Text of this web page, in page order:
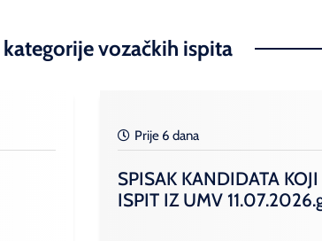
kategorije vozačkih ispita
Prije 6 dana
SPISAK KANDIDATA
ISPIT IZ UMV